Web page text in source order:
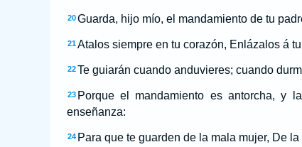
20 Guarda, hijo mío, el mandamiento de tu
21 Atalos siempre en tu corazón, Enlázalos á
22 Te guiarán cuando anduvieres; cuando
23 Porque el mandamiento es antorcha, y
enseñanza:
24 Para que te guarden de la mala mujer, De